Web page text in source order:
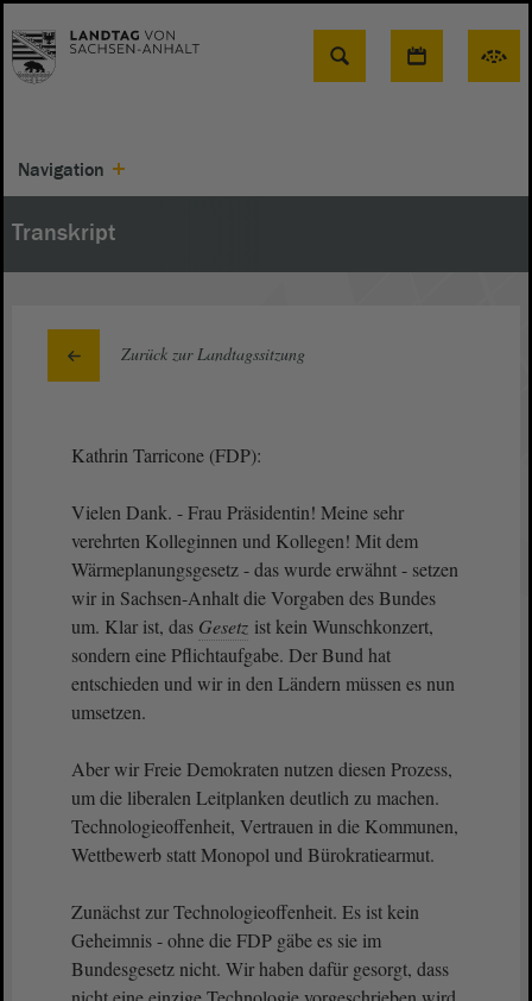
Suche
Navigation
Transkript
Zurück zur Landtagssitzung
Kathrin Tarricone (FDP):
Vielen Dank. - Frau Präsidentin! Meine sehr
verehrten Kolleginnen und Kollegen! Mit dem
Wärmeplanungsgesetz - das wurde erwähnt - setzen
wir in Sachsen-Anhalt die Vorgaben des Bundes
um. Klar ist, das Gesetz ist kein Wunschkonzert,
sondern eine Pflichtaufgabe. Der Bund hat
entschieden und wir in den Ländern müssen es nun
umsetzen.
Aber wir Freie Demokraten nutzen diesen Prozess,
um die liberalen Leitplanken deutlich zu machen.
Technologieoffenheit, Vertrauen in die Kommunen,
Wettbewerb statt Monopol und Bürokratiearmut.
Zunächst zur Technologieoffenheit. Es ist kein
Geheimnis - ohne die FDP gäbe es sie im
Bundesgesetz nicht. Wir haben dafür gesorgt, dass